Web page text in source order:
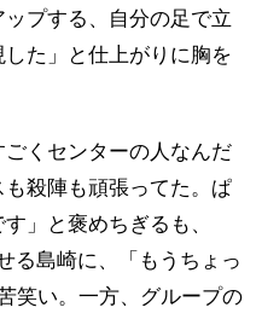
プする、自分の足で立
た」と仕上がりに胸を
くセンターの人なんだ
殺陣も頑張ってた。ぱ
」と褒めちぎるも、
る島崎に、「もうちょっ
笑い。一方、グループの